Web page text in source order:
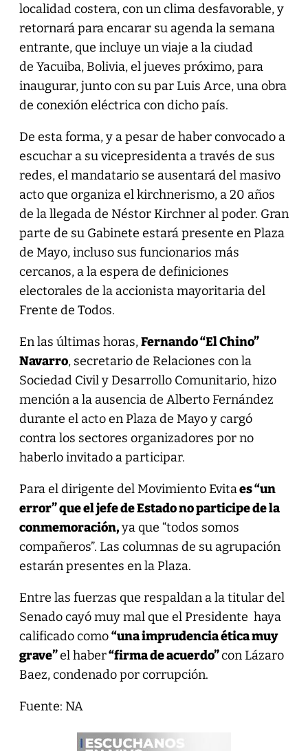
localidad costera, con un clima desfavorable, y
retornará para encarar su agenda la semana
entrante, que incluye un viaje a la ciudad
de Yacuiba, Bolivia, el jueves próximo, para
inaugurar, junto con su par Luis Arce, una obra
de conexión eléctrica con dicho país.
De esta forma, y a pesar de haber convocado a
escuchar a su vicepresidenta a través de sus
redes, el mandatario se ausentará del masivo
acto que organiza el kirchnerismo, a 20 años
de la llegada de Néstor Kirchner al poder. Gran
parte de su Gabinete estará presente en Plaza
de Mayo, incluso sus funcionarios más
cercanos, a la espera de definiciones
electorales de la accionista mayoritaria del
Frente de Todos.
En las últimas horas,Fernando “El Chino”
Navarro, secretario de Relaciones con la
Sociedad Civil y Desarrollo Comunitario, hizo
mención a la ausencia de Alberto Fernández
durante el acto en Plaza de Mayo y cargó
contra los sectores organizadores por no
haberlo invitado a participar.
Para el dirigente del Movimiento Evitaes “un
error” que el jefe de Estado no participe de la
conmemoración,ya que “todos somos
compañeros”. Las columnas de su agrupación
estarán presentes en la Plaza.
Entre las fuerzas que respaldan a la titular del
Senado cayó muy mal que el Presidente haya
calificado como“una imprudencia ética muy
grave”el haber“firma de acuerdo”con Lázaro
Baez, condenado por corrupción.
Fuente: NA